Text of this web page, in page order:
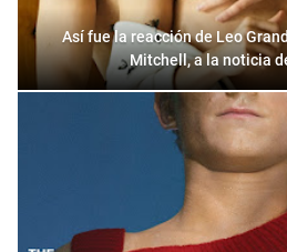
Así fue la reacción de Leo
Mitchell, a la noticia